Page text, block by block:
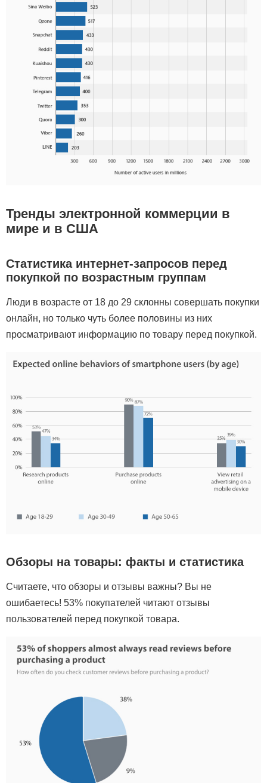
Тренды электронной коммерции в
мире и в США
Статистика интернет-запросов перед
покупкой по возрастным группам
Люди в возрасте от 18 до 29 склонны совершать покупки
онлайн, но только чуть более половины из них
просматривают информацию по товару перед покупкой.
Обзоры на товары: факты и статистика
Считаете, что обзоры и отзывы важны? Вы не
ошибаетесь! 53% покупателей читают отзывы
пользователей перед покупкой товара.